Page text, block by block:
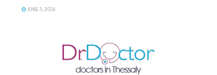
JUNE 3, 2026